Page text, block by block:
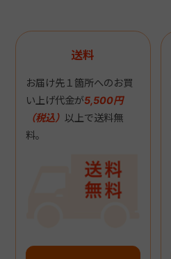
送料
お届け先１箇所へのお買
い上げ代金が5,500円
（税込） 以上で送料無
料。